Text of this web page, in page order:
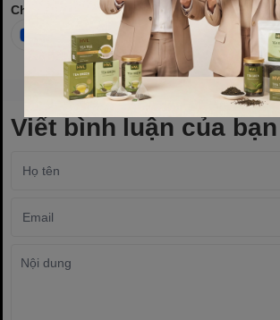
Chia sẻ
Viết bình luận của bạn